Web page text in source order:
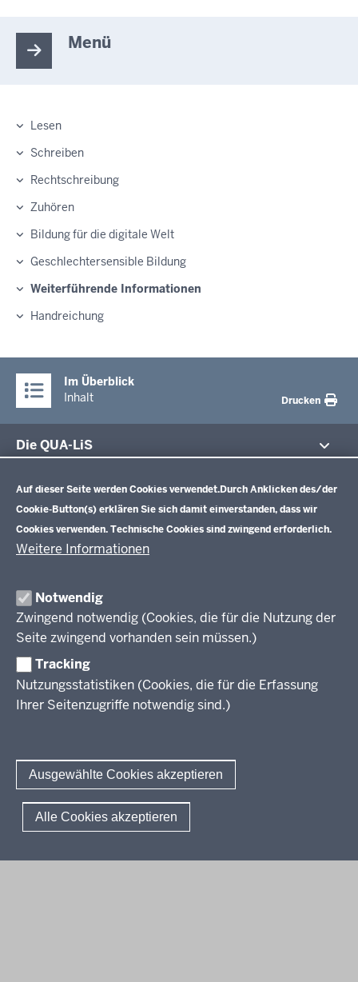
Auf dieser Seite werden Cookies verwendet.Durch Anklicken des/der
Cookie-Button(s) erklären Sie sich damit einverstanden, dass wir
Cookies verwenden. Technische Cookies sind zwingend erforderlich.
Weitere Informationen
Notwendig
Zwingend notwendig (Cookies, die für die Nutzung der
Seite zwingend vorhanden sein müssen.)
Tracking
Nutzungsstatistiken (Cookies, die für die Erfassung
Ihrer Seitenzugriffe notwendig sind.)
Ausgewählte Cookies akzeptieren
Alle Cookies akzeptieren
Menü
Lesen
Schreiben
Rechtschreibung
Zuhören
Bildung für die digitale Welt
Geschlechtersensible Bildung
Weiterführende Informationen
Handreichung
Im Überblick
Inhalt
Drucken
Die QUA-LiS
Leitbild
Stellenangebote
Über uns
Schulentwicklung NRW
Schulentwicklung
Unterricht
Professionalisierung
Standardsicherung NRW
Berufsbildung NRW
Erwachsenenbildung
Wir über uns
Berichtswesen Weiterbildung
ElternMitWirkung NRW
KI:EB
Amtsblattabonnieren
© 2026 QUA-LiS
Fußzeile
Impressum Datenschutzerklärung